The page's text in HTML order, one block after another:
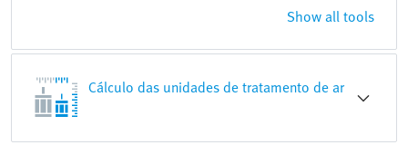
Show all tools
Cálculo das unidades de tratamento de ar